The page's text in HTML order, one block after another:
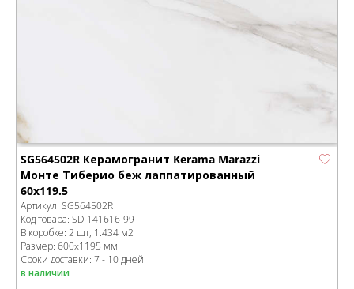
SG564502R Керамогранит Kerama Marazzi
Монте Тиберио беж лаппатированный
60x119.5
Артикул: SG564502R
Код товара: SD-141616-99
В коробке: 2 шт, 1.434 м2
Размер: 600x1195 мм
Сроки доставки: 7 - 10 дней
в наличии